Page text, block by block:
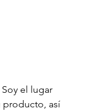
el lugar
producto, así